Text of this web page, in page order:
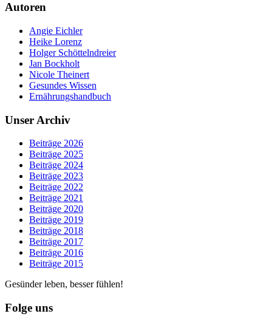
Autoren
Angie Eichler
Heike Lorenz
Holger Schöttelndreier
Jan Bockholt
Nicole Theinert
Gesundes Wissen
Ernährungshandbuch
Unser Archiv
Beiträge 2026
Beiträge 2025
Beiträge 2024
Beiträge 2023
Beiträge 2022
Beiträge 2021
Beiträge 2020
Beiträge 2019
Beiträge 2018
Beiträge 2017
Beiträge 2016
Beiträge 2015
Gesünder leben, besser fühlen!
Folge uns